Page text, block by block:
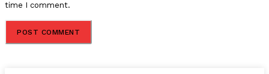
time I comment.